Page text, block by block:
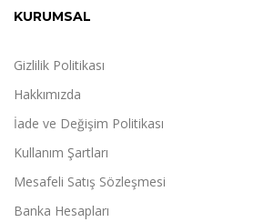
KURUMSAL
Gizlilik Politikası
Hakkımızda
İade ve Değişim Politikası
Kullanım Şartları
Mesafeli Satış Sözleşmesi
Banka Hesapları